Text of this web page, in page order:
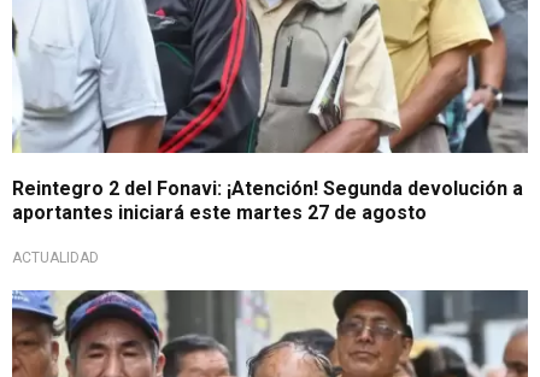
Reintegro 2 del Fonavi: ¡Atención! Segunda devolución a
aportantes iniciará este martes 27 de agosto
ACTUALIDAD
Lista de reintegro